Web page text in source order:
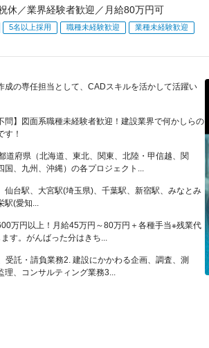
休／業界経験者歓迎／月給80万円可
5名以上採用 職種未経験歓迎 業種未経験歓迎
成の専任担当として、CADスキルを活かして活躍い
問】図面系職種未経験者歓迎！建設業界で何かしらの
す！
道府県（北海道、東北、関東、北陸・甲信越、関
、九州、沖縄）の各プロジェクト...
仙台駅、大宮駅(埼玉県)、千葉駅、新宿駅、みなとみ
(愛知...
万円以上！月給45万円～80万円＋各種手当※残業代
す。がんばった分はきち...
受託・請負業務2. 建設にかかわる企画、調査、測
、コンサルティング業務3...